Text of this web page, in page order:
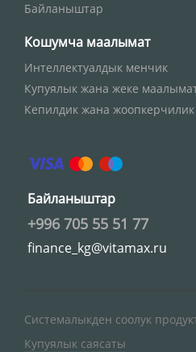
Байланыштар
Кошумча маалымат
Интеллектуалдык менчик
Купуялык жана жеке
Кепилдик жана жоопкерчилик
Байланыштар
+996 705 55 51 77
finance_kg@vitamax.ru
Системалыкден соолук
Купуялык саясаты